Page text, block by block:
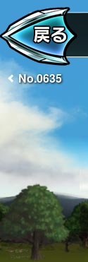
No.0635